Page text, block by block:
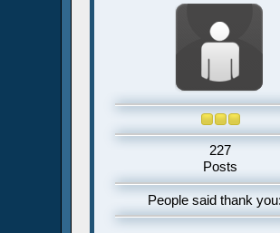
227
Posts
People said thank